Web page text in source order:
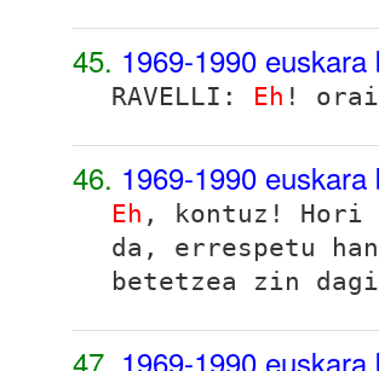
45. 1969-1990
RAVELLI : Eh !
46. 1969-1990
Eh , kontuz!
da, errespetu
betetzea zin
47. 1969-1990